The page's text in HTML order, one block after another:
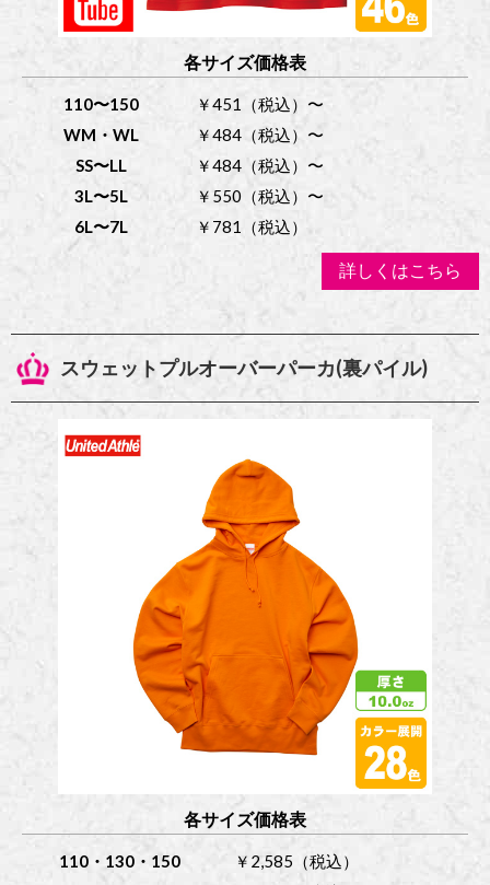
各サイズ価格表
110〜150
￥451（税込）〜
WM・WL
￥484（税込）〜
SS〜LL
￥484（税込）〜
3L〜5L
￥550（税込）〜
6L〜7L
￥781（税込）
詳しくはこちら
スウェットプルオーバーパーカ(裏パイル)
各サイズ価格表
110・130・150
￥2,585（税込）